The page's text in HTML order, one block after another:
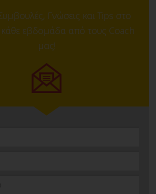
Γνώσεις και Tips στο
εβδομάδα από τους Coach
μας!